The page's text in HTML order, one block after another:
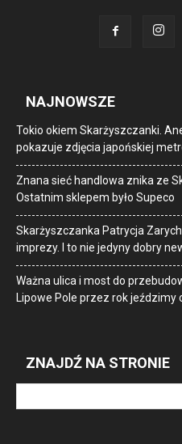
NAJNOWSZE
Tokio okiem Skarżyszczanki.
pokazuje zdjęcia japońskiej
Znana sieć handlowa znika ze
Ostatnim sklepem było Supeco
Skarżyszczanka Patrycja
imprezy. I to nie jedyny dobry
Ważna ulica i most do
Lipowe Pole przez rok jeździmy
ZNAJDŹ NA STRONIE